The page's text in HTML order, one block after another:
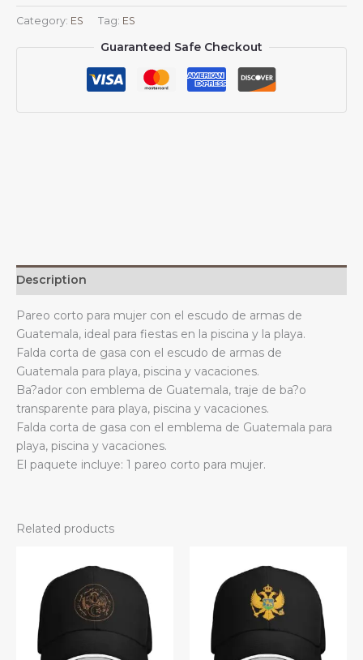
para
mujer,
pareo
corta,
bufanda
de
gasa
quantity
Category: ES Tag: ES
Guaranteed Safe Checkout
Description
Pareo corto para mujer con el escudo de armas de
Guatemala, ideal para fiestas en la piscina y la playa.
Falda corta de gasa con el escudo de armas de
Guatemala para playa, piscina y vacaciones.
Ba?ador con emblema de Guatemala, traje de ba?o
transparente para playa, piscina y vacaciones.
Falda corta de gasa con el emblema de Guatemala para
playa, piscina y vacaciones.
El paquete incluye: 1 pareo corto para mujer.
Related products